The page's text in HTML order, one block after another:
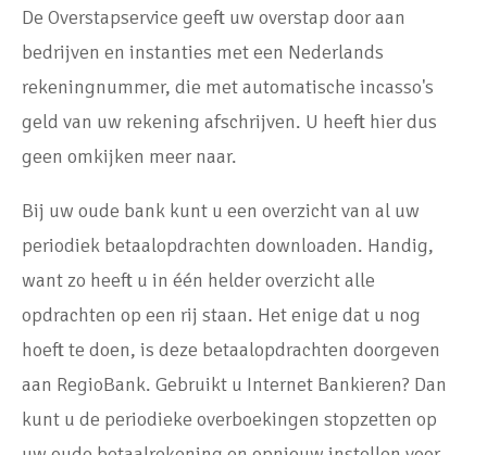
De Overstapservice geeft uw overstap door aan
bedrijven en instanties met een Nederlands
rekeningnummer, die met automatische incasso's
geld van uw rekening afschrijven. U heeft hier dus
geen omkijken meer naar.
Bij uw oude bank kunt u een overzicht van al uw
periodiek betaalopdrachten downloaden. Handig,
want zo heeft u in één helder overzicht alle
opdrachten op een rij staan. Het enige dat u nog
hoeft te doen, is deze betaalopdrachten doorgeven
aan RegioBank. Gebruikt u Internet Bankieren? Dan
kunt u de periodieke overboekingen stopzetten op